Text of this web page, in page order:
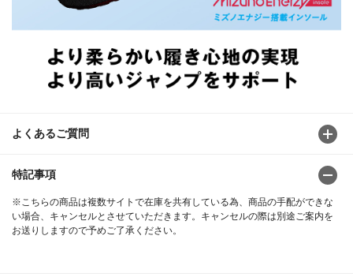
よくあるご質問
特記事項
※こちらの商品は複数サイトで在庫を共有している為、商品の手配ができな
い場合、キャンセルとさせていただきます。キャンセルの際は別途ご案内を
お送りしますので予めご了承ください。